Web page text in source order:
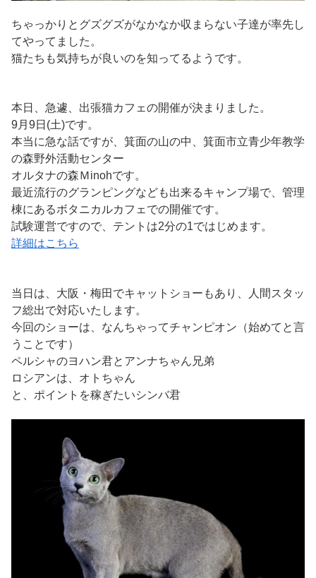
ちゃっかりとグズグズがなかなか収まらない子達が率先し
てやってました。
猫たちも気持ちが良いのを知ってるようです。
本日、急遽、出張猫カフェの開催が決まりました。
9月9日(土)です。
本当に急な話ですが、箕面の山の中、箕面市立青少年教学
の森野外活動センター
オルタナの森Ｍinohです。
最近流行のグランピングなども出来るキャンプ場で、管理
棟にあるボタニカルカフェでの開催です。
試験運営ですので、テントは2分の1ではじめます。
詳細はこちら
当日は、大阪・梅田でキャットショーもあり、人間スタッ
フ総出で対応いたします。
今回のショーは、なんちゃってチャンピオン（始めてと言
うことです）
ペルシャのヨハン君とアンナちゃん兄弟
ロシアンは、オトちゃん
と、ポイントを稼ぎたいシンバ君